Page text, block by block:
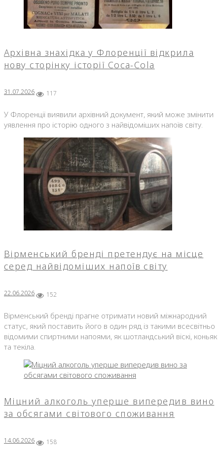
Архівна знахідка у Флоренції відкрила
нову сторінку історії Coca-Cola
31.07.2026 117
У Флоренції виявили архівний документ, який може змінити
уявлення про історію одного з найвідоміших напоїв світу.
Вірменський бренді претендує на місце
серед найвідоміших напоїв світу
22.06.2026 152
Вірменський бренді прагне отримати новий міжнародний
статус, який поставить його в один ряд із такими всесвітньо
відомими спиртними напоями, як шотландський віскі, коньяк
та текіла.
Міцний алкоголь уперше випередив вино
за обсягами світового споживання
14.06.2026 158